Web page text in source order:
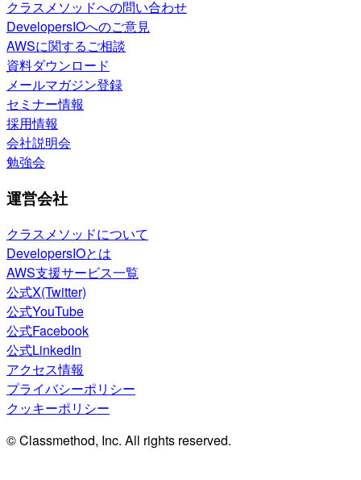
クラスメソッドへの問い合わせ
DevelopersIOへのご意見
AWSに関するご相談
資料ダウンロード
メールマガジン登録
セミナー情報
採用情報
会社説明会
勉強会
運営会社
クラスメソッドについて
DevelopersIOとは
AWS支援サービス一覧
公式X(Twitter)
公式YouTube
公式Facebook
公式LinkedIn
アクセス情報
プライバシーポリシー
クッキーポリシー
© Classmethod, Inc. All rights reserved.